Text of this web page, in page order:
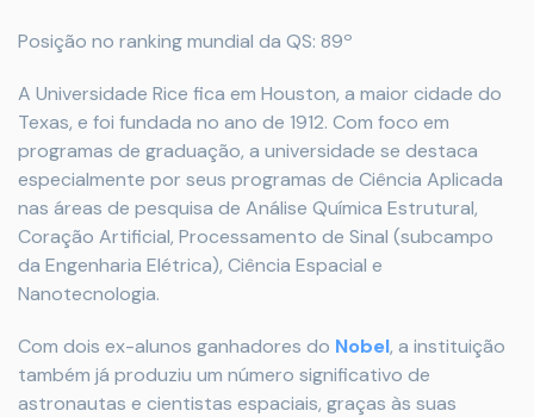
Posição no ranking mundial da QS: 89º
A Universidade Rice fica em Houston, a maior cidade do
Texas, e foi fundada no ano de 1912. Com foco em
programas de graduação, a universidade se destaca
especialmente por seus programas de Ciência Aplicada
nas áreas de pesquisa de Análise Química Estrutural,
Coração Artificial, Processamento de Sinal (subcampo
da Engenharia Elétrica), Ciência Espacial e
Nanotecnologia.
Com dois ex-alunos ganhadores do Nobel, a instituição
também já produziu um número significativo de
astronautas e cientistas espaciais, graças às suas